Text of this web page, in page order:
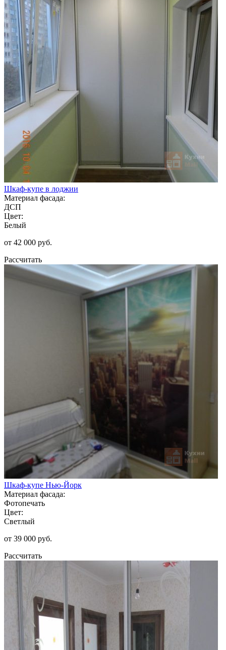
Шкаф-купе в лоджии
Материал фасада:
ДСП
Цвет:
Белый
от 42 000 руб.
Рассчитать
Шкаф-купе Нью-Йорк
Материал фасада:
Фотопечать
Цвет:
Светлый
от 39 000 руб.
Рассчитать